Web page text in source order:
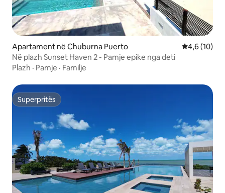
Apartament në Chuburna Puerto Vlerësimi
4,6 (10)
Në plazh Sunset Haven 2 - Pamje epike nga deti
Plazh · Pamje · Familje
Superpritës
Superpritës